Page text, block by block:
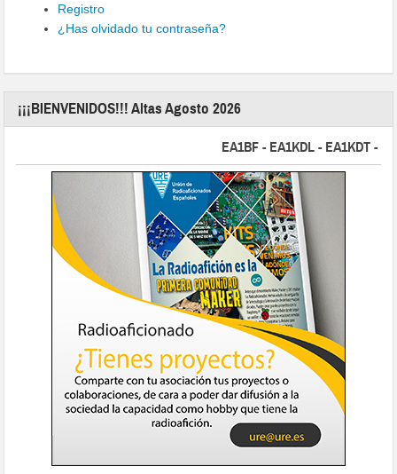
Registro
¿Has olvidado tu contraseña?
¡¡¡BIENVENIDOS!!! Altas Agosto 2026
EA1BF - EA1KDL - EA1KDT -